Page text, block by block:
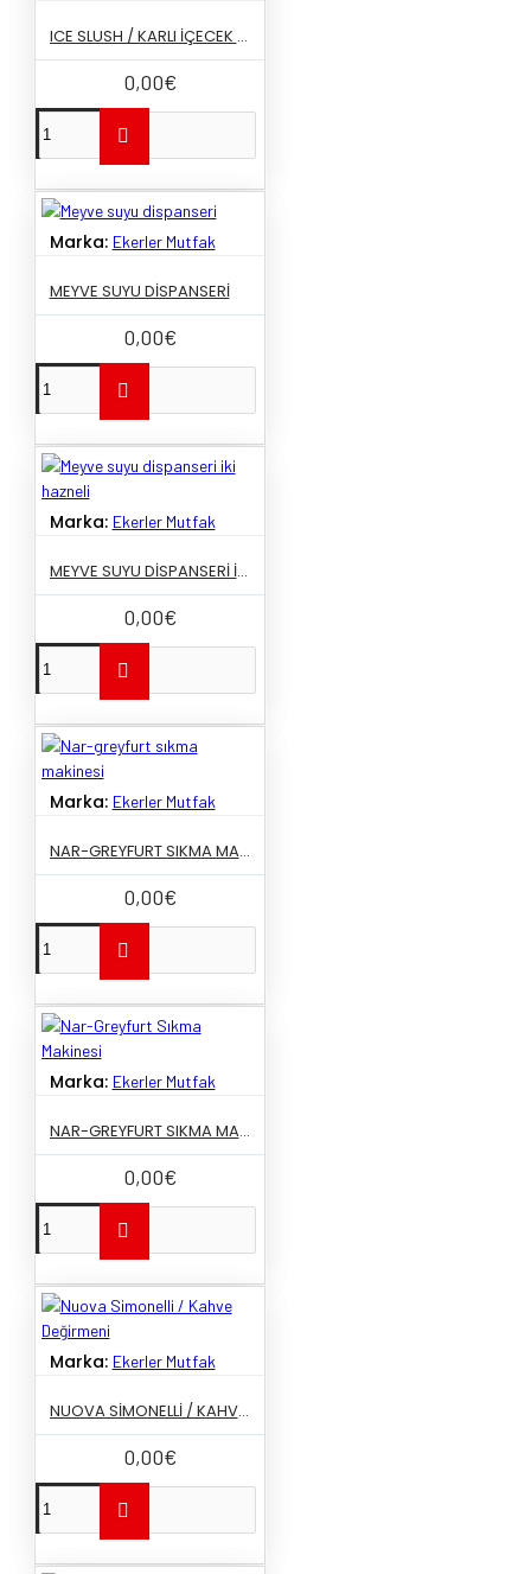
ICE SLUSH / KARLI İÇECEK MAKINESI
0,00€
Marka: Ekerler Mutfak
MEYVE SUYU DISPANSERI
0,00€
Marka: Ekerler Mutfak
MEYVE SUYU DISPANSERI IKI HAZNELI
0,00€
Marka: Ekerler Mutfak
NAR-GREYFURT SIKMA MAKINESI
0,00€
Marka: Ekerler Mutfak
NAR-GREYFURT SIKMA MAKINESI
0,00€
Marka: Ekerler Mutfak
NUOVA SIMONELLI / KAHVE DEĞIRMENI
0,00€